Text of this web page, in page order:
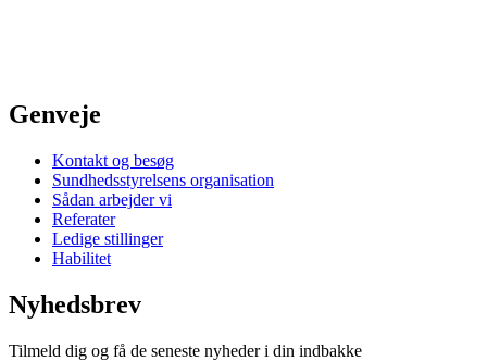
Genveje
Kontakt og besøg
Sundhedsstyrelsens organisation
Sådan arbejder vi
Referater
Ledige stillinger
Habilitet
Nyhedsbrev
Tilmeld dig og få de seneste nyheder i din indbakke